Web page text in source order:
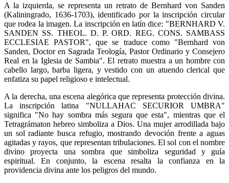
A la izquierda, se representa un retrato de Bernhard von Sanden
(Kaliningrado, 1636-1703), identificado por la inscripción circular
que rodea la imagen. La inscripción en latín dice: "BERNHARD V.
SANDEN SS. THEOL. D. P. ORD. REG. CONS. SAMBASS
ECCLESIAE PASTOR", que se traduce como "Bernhard von
Sanden, Doctor en Sagrada Teología, Pastor Ordinario y Consejero
Real en la Iglesia de Sambia". El retrato muestra a un hombre con
cabello largo, barba ligera, y vestido con un atuendo clerical que
enfatiza su papel religioso e intelectual.
A la derecha, una escena alegórica que representa protección divina.
La inscripción latina "NULLAHAC SECURIOR UMBRA"
significa "No hay sombra más segura que esta", mientras que el
Tetragrámaton hebreo simboliza a Dios. Una mujer arrodillada bajo
un sol radiante busca refugio, mostrando devoción frente a aguas
agitadas y rayos, que representan tribulaciones. El sol con el nombre
divino proyecta una sombra que simboliza seguridad y guía
espiritual. En conjunto, la escena resalta la confianza en la
providencia divina ante los peligros del mundo.